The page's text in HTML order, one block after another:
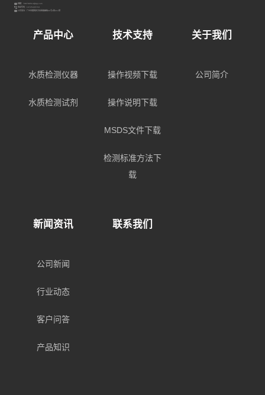
邮箱：798789514@qq.com
电话号码：13725445718
公司地址：广州市番禺区大石街敏昌街96号3栋213室
产品中心
水质检测仪器
水质检测试剂
技术支持
操作视频下载
操作说明下载
MSDS文件下载
检测标准方法下
载
关于我们
公司简介
新闻资讯
公司新闻
行业动态
客户问答
产品知识
联系我们